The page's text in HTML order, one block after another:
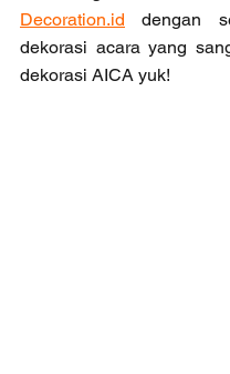
Decoration.id dengan
dekorasi acara yang
dekorasi AICA yuk!